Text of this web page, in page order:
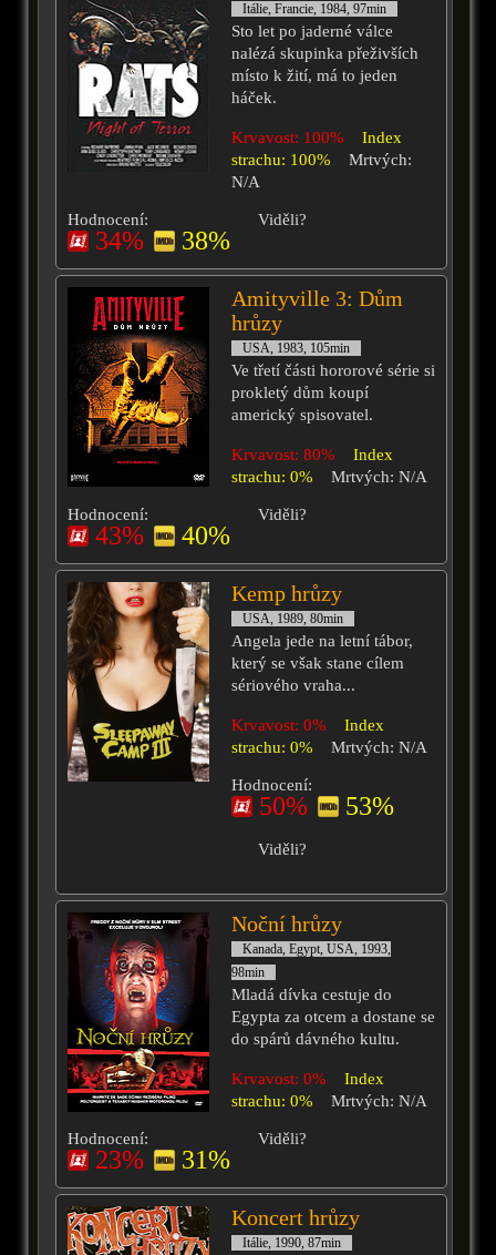
Itálie, Francie, 1984, 97min
Sto let po jaderné válce
nalézá skupinka přeživších
místo k žití, má to jeden
háček.
Krvavost: 100%
Index
strachu: 100%
Mrtvých:
N/A
Hodnocení:
34% 38%
Viděli?
Amityville 3: Dům
hrůzy
USA, 1983, 105min
Ve třetí části hororové série si
prokletý dům koupí
americký spisovatel.
Krvavost: 80%
Index
strachu: 0%
Mrtvých: N/A
Hodnocení:
43% 40%
Viděli?
Kemp hrůzy
USA, 1989, 80min
Angela jede na letní tábor,
který se však stane cílem
sériového vraha...
Krvavost: 0%
Index
strachu: 0%
Mrtvých: N/A
Hodnocení:
50% 53%
Viděli?
Noční hrůzy
Kanada, Egypt, USA, 1993,
98min
Mladá dívka cestuje do
Egypta za otcem a dostane se
do spárů dávného kultu.
Krvavost: 0%
Index
strachu: 0%
Mrtvých: N/A
Hodnocení:
23% 31%
Viděli?
Koncert hrůzy
Itálie, 1990, 87min